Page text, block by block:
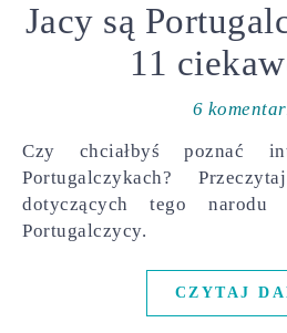
Jacy są
11
6
Czy chciałbyś poznać
Portugalczykach?
dotyczących tego
Portugalczycy.
CZYTAJ